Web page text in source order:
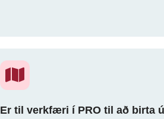
Er til verkfæri í PRO til að birta